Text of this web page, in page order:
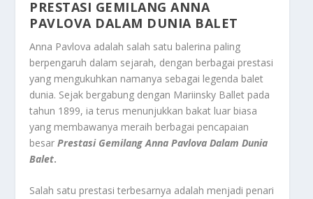
PRESTASI GEMILANG ANNA
PAVLOVA DALAM DUNIA BALET
Anna Pavlova adalah salah satu balerina paling
berpengaruh dalam sejarah, dengan berbagai prestasi
yang mengukuhkan namanya sebagai legenda balet
dunia. Sejak bergabung dengan Mariinsky Ballet pada
tahun 1899, ia terus menunjukkan bakat luar biasa
yang membawanya meraih berbagai pencapaian
besar Prestasi Gemilang Anna Pavlova Dalam Dunia
Balet.
Salah satu prestasi terbesarnya adalah menjadi penari